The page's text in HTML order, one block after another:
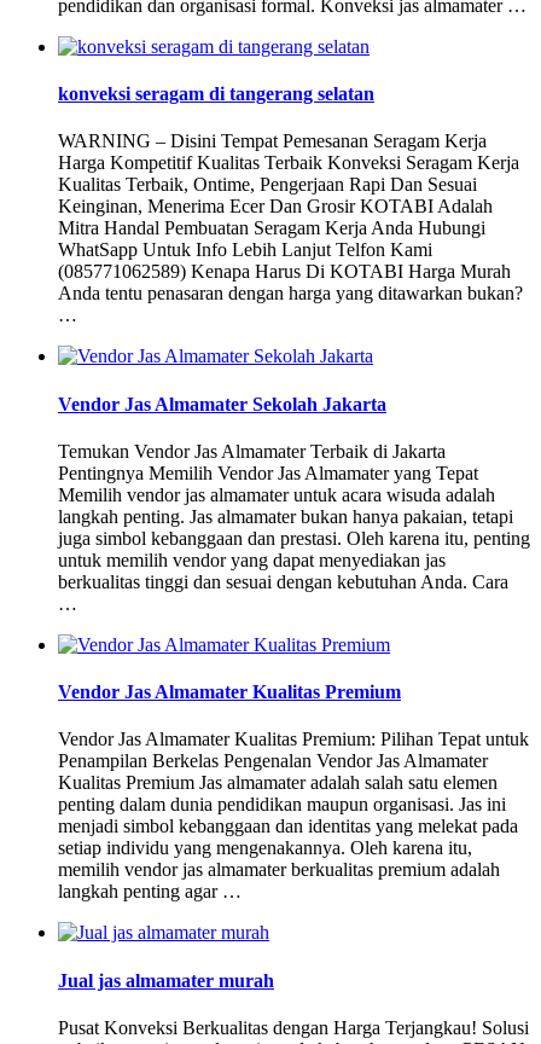
pendidikan dan organisasi formal. Konveksi jas almamater …
konveksi seragam di tangerang selatan
WARNING – Disini Tempat Pemesanan Seragam Kerja
Harga Kompetitif Kualitas Terbaik Konveksi Seragam Kerja
Kualitas Terbaik, Ontime, Pengerjaan Rapi Dan Sesuai
Keinginan, Menerima Ecer Dan Grosir KOTABI Adalah
Mitra Handal Pembuatan Seragam Kerja Anda Hubungi
WhatSapp Untuk Info Lebih Lanjut Telfon Kami
(085771062589) Kenapa Harus Di KOTABI Harga Murah
Anda tentu penasaran dengan harga yang ditawarkan bukan?
…
Vendor Jas Almamater Sekolah Jakarta
Temukan Vendor Jas Almamater Terbaik di Jakarta
Pentingnya Memilih Vendor Jas Almamater yang Tepat
Memilih vendor jas almamater untuk acara wisuda adalah
langkah penting. Jas almamater bukan hanya pakaian, tetapi
juga simbol kebanggaan dan prestasi. Oleh karena itu, penting
untuk memilih vendor yang dapat menyediakan jas
berkualitas tinggi dan sesuai dengan kebutuhan Anda. Cara
…
Vendor Jas Almamater Kualitas Premium
Vendor Jas Almamater Kualitas Premium: Pilihan Tepat untuk
Penampilan Berkelas Pengenalan Vendor Jas Almamater
Kualitas Premium Jas almamater adalah salah satu elemen
penting dalam dunia pendidikan maupun organisasi. Jas ini
menjadi simbol kebanggaan dan identitas yang melekat pada
setiap individu yang mengenakannya. Oleh karena itu,
memilih vendor jas almamater berkualitas premium adalah
langkah penting agar …
Jual jas almamater murah
Pusat Konveksi Berkualitas dengan Harga Terjangkau! Solusi